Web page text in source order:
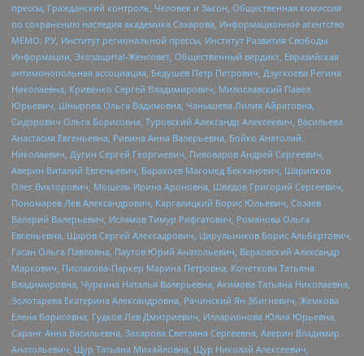
прессы, Гражданский контроль, Человек и Закон, Общественная комиссия
по сохранению наследия академика Сахарова, Информационное агентство
МЕМО. РУ, Институт региональной прессы, Институт Развития Свободы
Информации, Экозащита!-Женсовет, Общественный вердикт, Евразийская
антимонопольная ассоциация, Бедушев Петр Петрович, Дзугкоева Регина
Николаевна, Кривенко Сергей Владимирович, Милославский Павел
Юрьевич, Шнырова Ольга Вадимовна, Чанышева Лилия Айратовна,
Сидорович Ольга Борисовна, Туровский Александр Алексеевич, Васильева
Анастасия Евгеньевна, Ривина Анна Валерьевна, Бойко Анатолий
Николаевич, Дугин Сергей Георгиевич, Пивоваров Андрей Сергеевич,
Аверин Виталий Евгеньевич, Барахоев Магомед Бекханович, Шарипков
Олег Викторович, Мошель Ирина Ароновна, Шведов Григорий Сергеевич,
Пономарев Лев Александрович, Каргалицкий Борис Юльевич, Созаев
Валерий Валерьевич, Исламов Тимур Рифгатович, Романова Ольга
Евгеньевна, Щаров Сергей Алексадрович, Цирульников Борис Альбертович,
Гасан Ольга Павловна, Паутов Юрий Анатольевич, Верховский Александр
Маркович, Пислакова-Паркер Марина Петровна, Кочеткова Татьяна
Владимировна, Чуркина Наталья Валерьевна, Акимова Татьяна Николаевна,
Золотарева Екатерина Александровна, Рачинский Ян Збигневич, Жемкова
Елена Борисовна, Гудков Лев Дмитриевич, Илларионова Юлия Юрьевна,
Саранг Анна Васильевна, Захарова Светлана Сергеевна, Аверин Владимир
Анатольевич, Щур Татьяна Михайловна, Щур Николай Алексеевич,